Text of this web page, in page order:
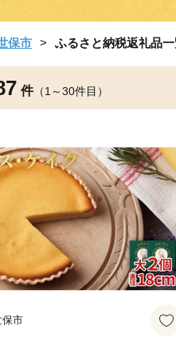
保市 ふるさと納税返礼品
件（1～30件目）
保市